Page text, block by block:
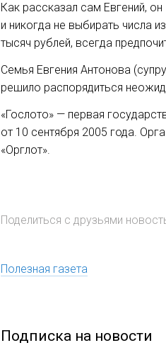
Как рассказал сам Евгений,
и никогда не выбирать числа
тысяч рублей, всегда
Семья Евгения Антонова
решило распорядиться
«Гослото» — первая
от 10 сентября 2005 года.
«Орглот».
Поделиться с друзьями
Полезная газета
Подписка на новости